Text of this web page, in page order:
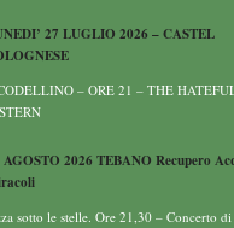
27 LUGLIO 2026 – CASTEL
– ORE 21 – THE
AGOSTO 2026 TEBANO Recupero
sotto le stelle. Ore 21,30 – Concerto di